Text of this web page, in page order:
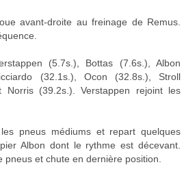
avant-droite au freinage de Remus.
(5.7s.), Bottas (7.6s.), Albon
(32.1s.), Ocon (32.8s.), Stroll
Norris (39.2s.). Verstappen rejoint les
pneus médiums et repart quelques
Albon dont le rythme est décevant.
et chute en dernière position.